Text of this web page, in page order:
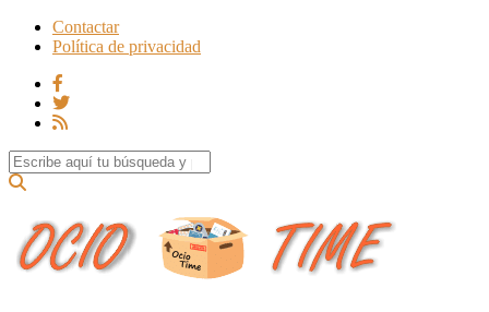
Contactar
Política de privacidad
Search for: